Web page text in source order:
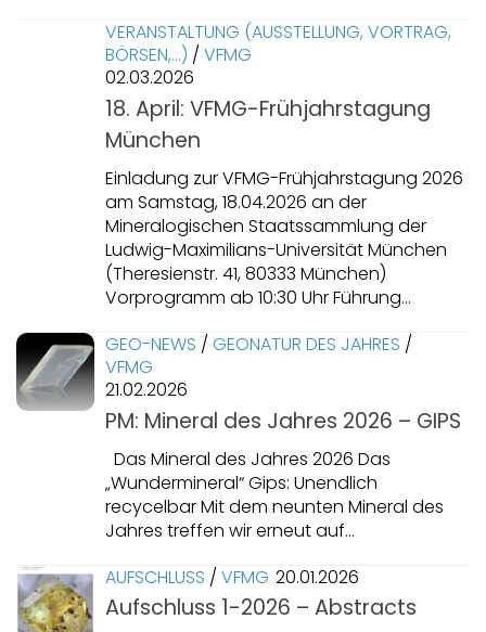
VERANSTALTUNG (AUSSTELLUNG, VORTRAG,
BÖRSEN,…) / VFMG
02.03.2026
18. April: VFMG-Frühjahrstagung
München
Einladung zur VFMG-Frühjahrstagung 2026
am Samstag, 18.04.2026 an der
Mineralogischen Staatssammlung der
Ludwig-Maximilians-Universität München
(Theresienstr. 41, 80333 München)
Vorprogramm ab 10:30 Uhr Führung...
GEO-NEWS / GEONATUR DES JAHRES /
VFMG
21.02.2026
PM: Mineral des Jahres 2026 – GIPS
Das Mineral des Jahres 2026 Das
„Wundermineral“ Gips: Unendlich
recycelbar Mit dem neunten Mineral des
Jahres treffen wir erneut auf...
AUFSCHLUSS / VFMG 20.01.2026
Aufschluss 1-2026 – Abstracts